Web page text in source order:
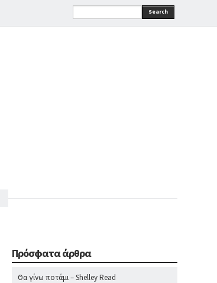
Search
Πρόσφατα άρθρα
Θα γίνω ποτάμι – Shelley Read